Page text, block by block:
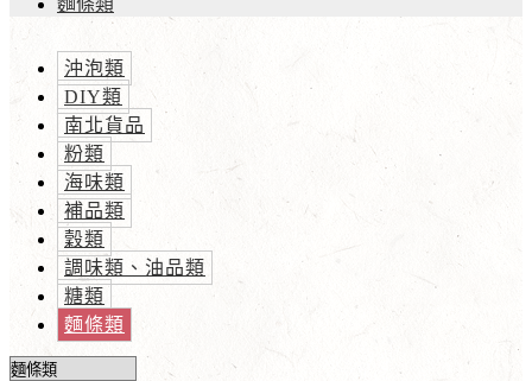
麵條類
沖泡類
DIY類
南北貨品
粉類
海味類
補品類
穀類
調味類、油品類
糖類
麵條類